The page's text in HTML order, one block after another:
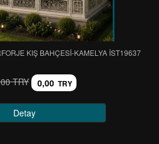
KIŞ BAHÇESİ-KAMELYA IST19637
TRY 0,00 TRY
Detay